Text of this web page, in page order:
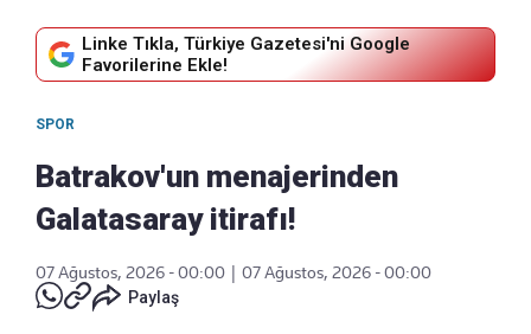
Linke Tıkla, Türkiye Gazetesi'ni Google
Favorilerine Ekle!
SPOR
Batrakov'un menajerinden
Galatasaray itirafı!
07 Ağustos, 2026 - 00:00
07 Ağustos, 2026 - 00:00
Paylaş